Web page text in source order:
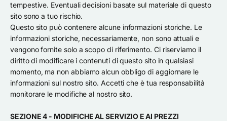
tempestive. Eventuali decisioni basate sul materiale di questo
sito sono a tuo rischio.
Questo sito può contenere alcune informazioni storiche. Le
informazioni storiche, necessariamente, non sono attuali e
vengono fornite solo a scopo di riferimento. Ci riserviamo il
diritto di modificare i contenuti di questo sito in qualsiasi
momento, ma non abbiamo alcun obbligo di aggiornare le
informazioni sul nostro sito. Accetti che è tua responsabilità
monitorare le modifiche al nostro sito.
SEZIONE 4 - MODIFICHE AL SERVIZIO E AI PREZZI